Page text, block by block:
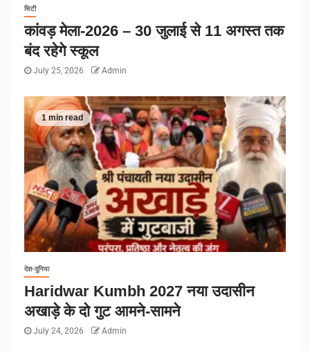
सिटी
कांवड़ मेला-2026 – 30 जुलाई से 11 अगस्त तक
बंद रहेगे स्कूल
July 25, 2026 Admin
1 min read
देश-दुनिया
Haridwar Kumbh 2027 नया उदासीन
अखाड़े के दो गुट आमने-सामने
July 24, 2026 Admin